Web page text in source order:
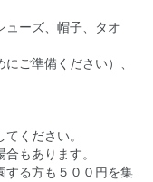
ューズ、帽子、タオ
ご準備ください）、
ください。
もあります。
する方も５００円を集